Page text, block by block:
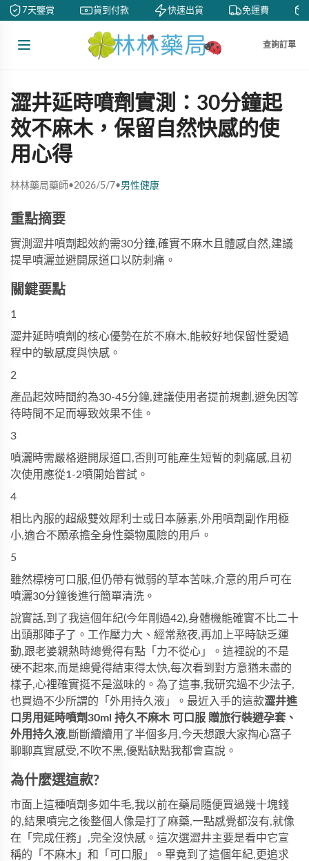
7天鑒賞 貨到付款 快速出貨 免運費
查詢訂單
澀井延時噴劑實測：30分鐘起
效不麻木，保留自然快感的使
用心得
林林藥局藥師•2026/5/7•男性健康
重點摘要
實測澀井噴劑起效約需30分鐘,確實不麻木且體感自然,建議
提早噴灑並避開尿道口以防刺痛。
關鍵要點
1
澀井延時噴劑的核心優勢在於不麻木,能較好地保留性愛過
程中的敏感度與快感。
2
產品起效時間約為30-45分鐘,建議使用者提前規劃,避免因等
待時間不足而導致效果不佳。
3
噴灑時需嚴格避開尿道口,否則可能產生短暫的刺痛感,且初
次使用應從1-2噴開始嘗試。
4
相比內服的超級雙效犀利士或 日本藤素,外用噴劑副作用極
小,適合不願承擔全身性藥物風險的用戶。
5
雖然標榜可口服,但仍帶有微弱的草本苦味,介意的用戶可在
噴灑30分鐘後進行簡單清洗。
說實話,到了我這個年紀(今年剛過42),身體機能確實不比二十
出頭那陣子了。工作壓力大、經常熬夜,再加上平時缺乏運
動,跟老婆親熱時總覺得有點「力不從心」。這裡說的不是
硬不起來,而是總覺得結束得太快,每次看到對方意猶未盡的
樣子,心裡確實挺不是滋味的。為了這事,我研究過不少法子,
也買過不少所謂的「外用持久液」。最近入手的這款澀井進
口男用延時噴劑30ml 持久不麻木 可口服 贈旅行裝避孕套、
外用持久液,斷斷續續用了半個多月,今天想跟大家掏心窩子
聊聊真實感受,不吹不黑,優點缺點我都會直說。
為什麼選這款?
市面上這種噴劑多如牛毛,我以前在藥局隨便買過幾十塊錢
的,結果噴完之後整個人像是打了麻藥,一點感覺都沒有,就像
在「完成任務」,完全沒快感。這次選澀井主要是看中它宣
稱的「不麻木」和「可口服」。畢竟到了這個年紀,更追求